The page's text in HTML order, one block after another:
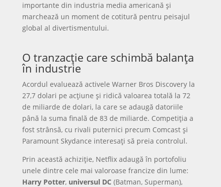
importante din industria media americană și
marchează un moment de cotitură pentru peisajul
global al divertismentului.
O tranzacție care schimbă balanța
în industrie
Acordul evaluează activele Warner Bros Discovery la
27,7 dolari pe acțiune și ridică valoarea totală la 72
de miliarde de dolari, la care se adaugă datoriile
până la suma finală de 83 de miliarde. Competiția a
fost strânsă, cu rivali puternici precum Comcast și
Paramount Skydance interesați să preia controlul.
Prin această achiziție, Netflix adaugă în portofoliu
unele dintre cele mai valoroase francize din lume:
Harry Potter, universul DC (Batman, Superman),